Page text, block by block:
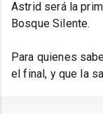
Astrid será la
Bosque Silente.
Para quienes
el final, y que la